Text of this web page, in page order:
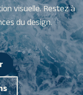
visuelle. Restez à
du design.